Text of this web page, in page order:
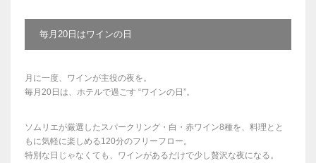
毎月20日はワインの日
月に一度、ワインが主役の夜を。
毎月20日は、ホテルで過ごす “ワインの日”。
ソムリエが厳選したスパークリング・白・赤ワイン8種を、料理とと
もに気軽に楽しめる120分のフリーフロー。
特別な日じゃなくても、ワインがあるだけで少し贅沢な夜になる。